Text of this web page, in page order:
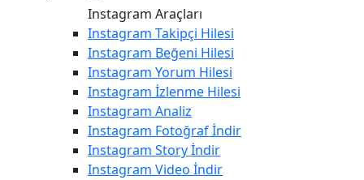
Instagram Araçları
Instagram Takipçi Hilesi
Instagram Beğeni Hilesi
Instagram Yorum Hilesi
Instagram İzlenme Hilesi
Instagram Analiz
Instagram Fotoğraf İndir
Instagram Story İndir
Instagram Video İndir